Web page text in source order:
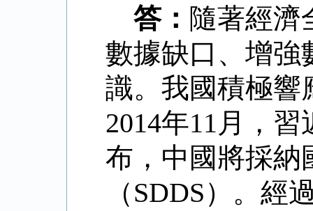
答： 隨著經濟
數據缺口、增強
識。我國積極響
2014年11月，習
布，中國將採納
（SDDS）。經